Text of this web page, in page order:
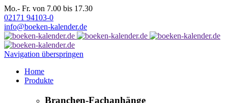
Mo.- Fr. von 7.00 bis 17.30
02171 94103-0
info@boeken-kalender.de
Navigation überspringen
Home
Produkte
Branchen-Fachanhänge